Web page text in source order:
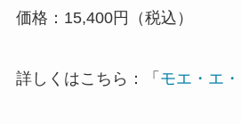
価格：15,400円（税込）
詳しくはこちら：「 モエ・エ